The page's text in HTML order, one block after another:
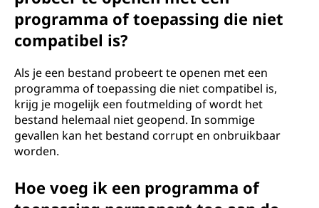
programma of toepassing die niet
compatibel is?
Als je een bestand probeert te openen met een
programma of toepassing die niet compatibel is,
krijg je mogelijk een foutmelding of wordt het
bestand helemaal niet geopend. In sommige
gevallen kan het bestand corrupt en onbruikbaar
worden.
Hoe voeg ik een programma of